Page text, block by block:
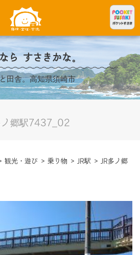
ら すさきかな。
田舎。高知県須崎市
ノ郷駅7437_02
観光・遊び > 乗り物 > JR駅 > JR多ノ郷